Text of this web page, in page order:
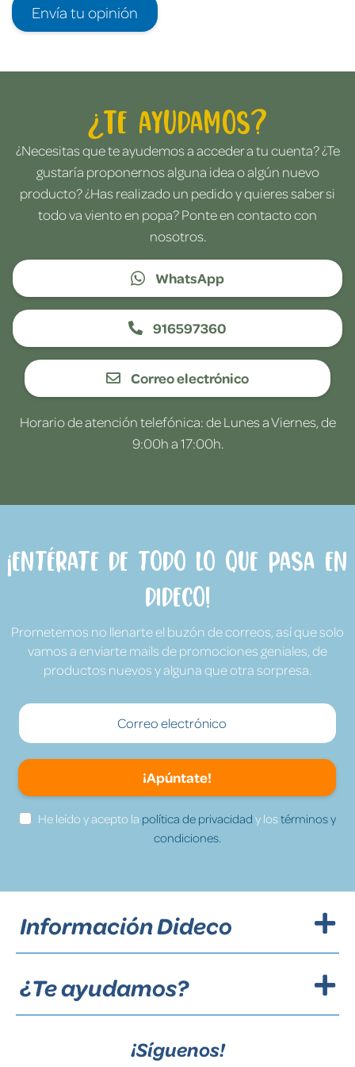
Envía tu opinión
¿Te ayudamos?
¿Necesitas que te ayudemos a acceder a tu cuenta? ¿Te
gustaría proponernos alguna idea o algún nuevo
producto? ¿Has realizado un pedido y quieres saber si
todo va viento en popa? Ponte en contacto con
nosotros.
WhatsApp
916597360
Correo electrónico
Horario de atención telefónica: de Lunes a Viernes, de
9:00h a 17:00h.
¡Entérate de todo lo que pasa en
Dideco!
Prometemos no llenarte el buzón de correos, así que solo
vamos a enviarte mails de promociones geniales, de
productos nuevos y alguna que otra sorpresa.
¡Apúntate!
He leído y acepto la política de privacidad y lostérminos y
condiciones.
Información Dideco
¿Te ayudamos?
¡Síguenos!